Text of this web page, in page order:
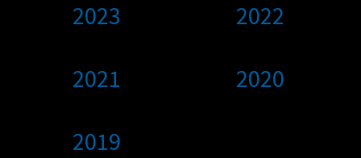
2023 2022
2021 2020
2019